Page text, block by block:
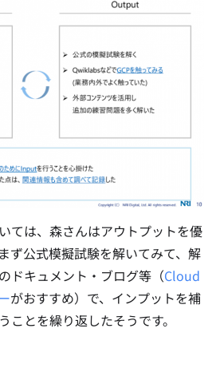
ては、森さんはアウトプットを優
ず公式模擬試験を解いてみて、解
ドキュメント・ブログ等（Cloud
がおすすめ）で、インプットを補
ことを繰り返したそうです。